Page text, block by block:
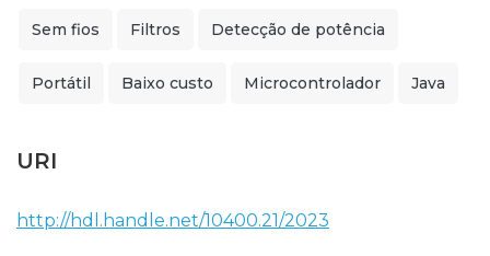
Sem fios Filtros Detecção de potência
Portátil Baixo custo Microcontrolador Java
URI
http://hdl.handle.net/10400.21/2023